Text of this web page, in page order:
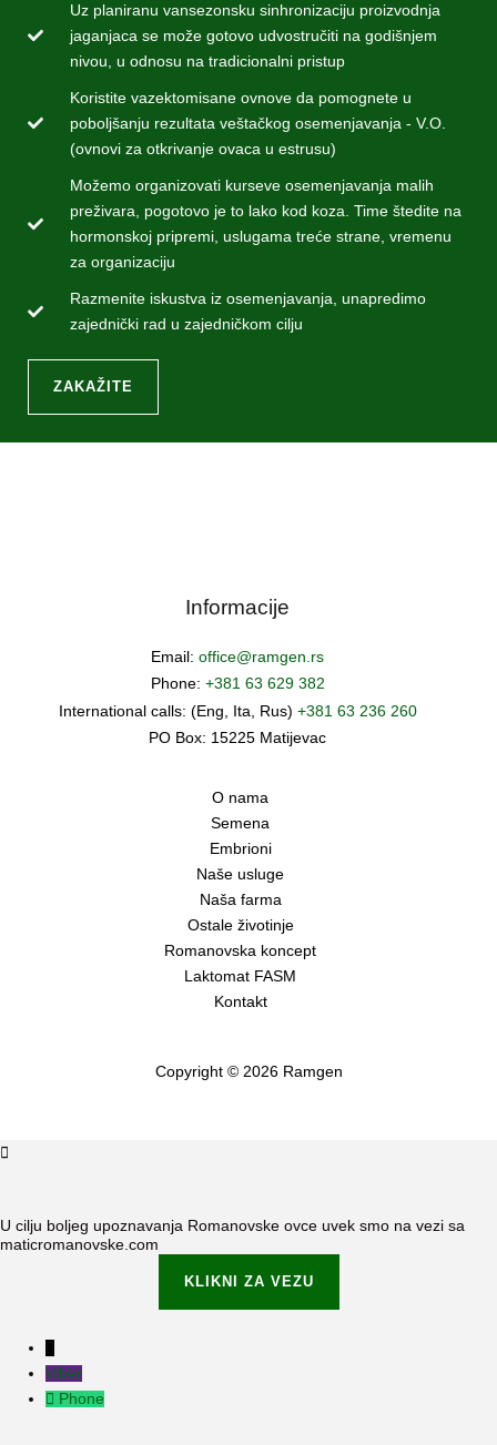
Uz planiranu vansezonsku sinhronizaciju proizvodnja
jaganjaca se može gotovo udvostručiti na godišnjem
nivou, u odnosu na tradicionalni pristup
Koristite vazektomisane ovnove da pomognete u
poboljšanju rezultata veštačkog osemenjavanja - V.O.
(ovnovi za otkrivanje ovaca u estrusu)
Možemo organizovati kurseve osemenjavanja malih
preživara, pogotovo je to lako kod koza. Time štedite na
hormonskoj pripremi, uslugama treće strane, vremenu
za organizaciju
Razmenite iskustva iz osemenjavanja, unapredimo
zajednički rad u zajedničkom cilju
ZAKAŽITE
Informacije
Email: office@ramgen.rs
Phone: +381 63 629 382
International calls: (Eng, Ita, Rus) +381 63 236 260
PO Box: 15225 Matijevac
O nama
Semena
Embrioni
Naše usluge
Naša farma
Ostale životinje
Romanovska koncept
Laktomat FASM
Kontakt
Copyright © 2026 Ramgen
U cilju boljeg upoznavanja Romanovske ovce uvek smo na vezi sa
maticromanovske.com
KLIKNI ZA VEZU
Viber
Phone